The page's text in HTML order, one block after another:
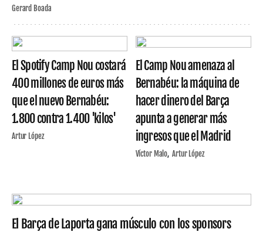
Gerard Boada
El Spotify Camp Nou costará
400 millones de euros más
que el nuevo Bernabéu:
1.800 contra 1.400 'kilos'
Artur López
El Camp Nou amenaza al
Bernabéu: la máquina de
hacer dinero del Barça
apunta a generar más
ingresos que el Madrid
Víctor Malo Artur López
El Barça de Laporta gana músculo con los sponsors